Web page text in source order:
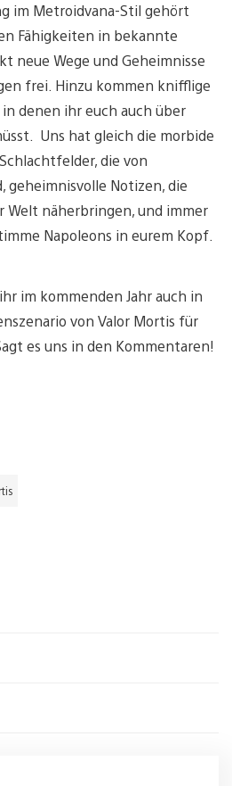
im Metroidvana-Stil gehört
Fähigkeiten in bekannte
neue Wege und Geheimnisse
frei. Hinzu kommen knifflige
denen ihr euch auch über
Uns hat gleich die morbide
die von
geheimnisvolle Notizen, die
Welt näherbringen, und immer
Napoleons in eurem Kopf.
im kommenden Jahr auch in
von Valor Mortis für
es uns in den Kommentaren!